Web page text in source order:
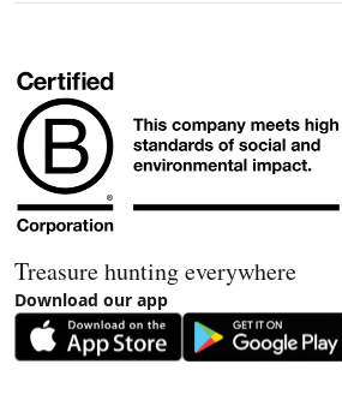
Treasure hunting everywhere
Download our app